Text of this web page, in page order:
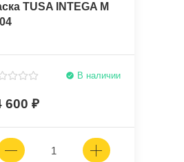
TUSA INTEGA M
В наличии
600